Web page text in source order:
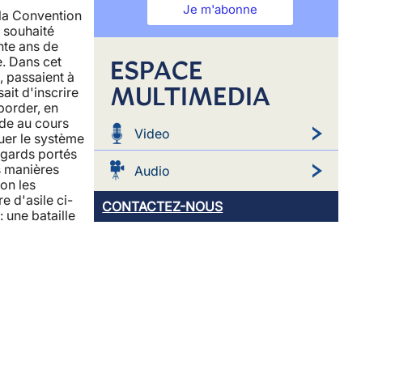
Convention
souhaité
ans de
Dans cet
passaient à
d'inscrire
en
au cours
le système
portés
manières
les
d'asile ci-
une bataille
Je m'abonne
ESPACE
MULTIMEDIA
Video
Audio
CONTACTEZ-NOUS